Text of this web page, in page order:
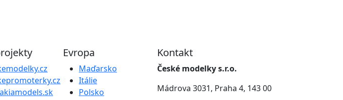
Evropa
Maďarsko
Itálie
Polsko
Kontakt
České modelky s.r.o.
Mádrova 3031, Praha 4, 143 00